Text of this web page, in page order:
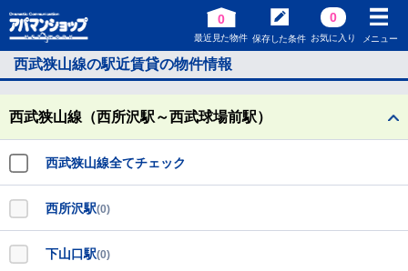
0
最近見た物件 保存した条件
0
お気に入り メニュー
西武狭山線の駅近賃貸の物件情報
西武狭山線（西所沢駅～西武球場前駅）
西武狭山線全てチェック
西所沢駅(0)
下山口駅(0)